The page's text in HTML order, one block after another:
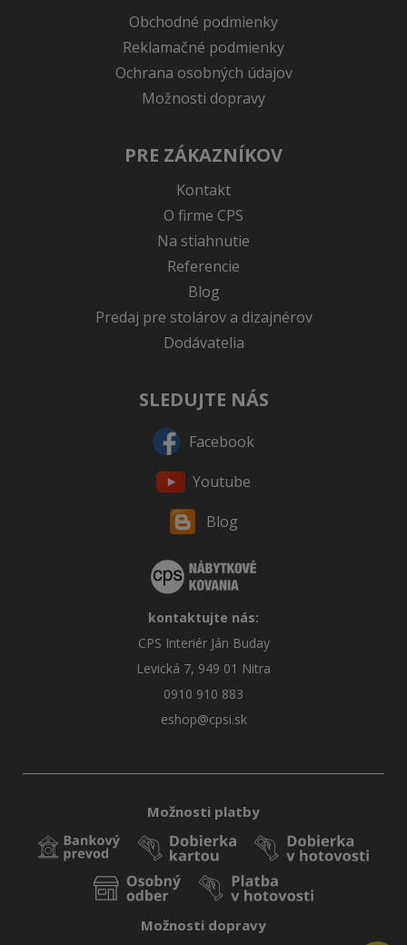
Obchodné podmienky
Reklamačné podmienky
Ochrana osobných údajov
Možnosti dopravy
PRE ZÁKAZNÍKOV
Kontakt
O firme CPS
Na stiahnutie
Referencie
Blog
Predaj pre stolárov a dizajnérov
Dodávatelia
SLEDUJTE NÁS
Facebook
Youtube
Blog
kontaktujte nás:
CPS Interiér Ján Buday
Levická 7, 949 01 Nitra
0910 910 883
eshop@cpsi.sk
Možnosti platby
Možnosti dopravy